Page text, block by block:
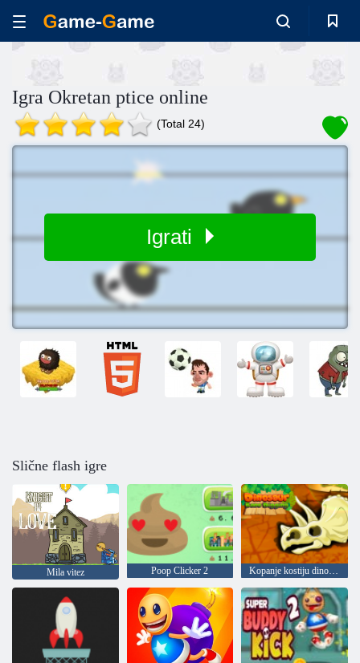
Igra Okretan ptice online
(Total 24)
Igrati
Slične flash igre
Mila vitez Poop Clicker 2 Kopanje kostiju dinosaura